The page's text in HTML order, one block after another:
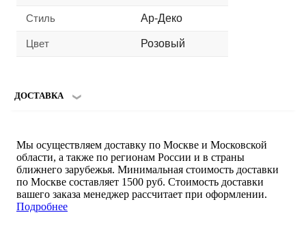
Стиль Ар-Деко
Цвет Розовый
ДОСТАВКА
Мы осуществляем доставку по Москве и Московской
области, а также по регионам России и в страны
ближнего зарубежья. Минимальная стоимость доставки
по Москве составляет 1500 руб. Стоимость доставки
вашего заказа менеджер рассчитает при оформлении.
Подробнее